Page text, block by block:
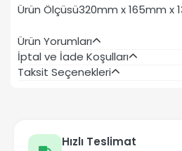
Ürün Ölçüsü320mm x 165mm x
Ürün Yorumları
İptal ve İade Koşulları
Taksit Seçenekleri
Hızlı Teslimat